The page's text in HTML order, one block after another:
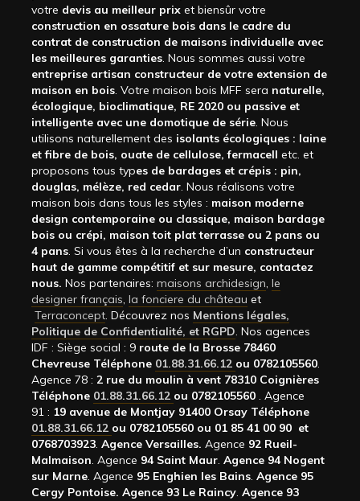
votre devis au meilleur prix et biensûr votre
construction en ossature bois dans le cadre du
contrat de construction de maisons individuelle avec
les meilleures garanties. Nous sommes aussi votre
entreprise artisan constructeur de votre extension de
maison en bois. Votre maison bois MFF sera naturelle,
écologique, bioclimatique, RE 2020 ou passive et
intelligente avec une domotique de série. Nous
utilisons naturellement des isolants écologiques : laine
et fibre de bois, ouate de cellulose, fermacell etc. et
proposons tous types de bardages et crépis : pin,
douglas, mélèze, red cedar. Nous réalisons votre
maison bois dans tous les styles : maison moderne
design contemporaine ou classique, maison bardage
bois ou crépi, maison toit plat terrasse ou 2 pans ou
4 pans. Si vous êtes à la recherche d’un constructeur
haut de gamme compétitif et sur mesure, contactez
nous. Nos partenaires: maisons archidesign, le
designer français, la fonciere du château et
Terraconcept. Découvrez nos Mentions légales,
Politique de Confidentialité, et RGPD. Nos agences
IDF : Siège social : 9 route de la Brosse 78460
Chevreuse Téléphone 01.88.31.66.12 ou 0782105560.
Agence 78 : 2 rue du moulin à vent 78310 Coignières
Téléphone 01.88.31.66.12 ou 0782105560 . Agence
91 : 19 avenue de Montjay 91400 Orsay Téléphone
01.88.31.66.12 ou 0782105560 ou 01 85 41 00 90 et
0768703923. Agence Versailles. Agence 92 Rueil-
Malmaison. Agence 94 Saint Maur. Agence 94 Nogent
sur Marne. Agence 95 Enghien les Bains. Agence 95
Cergy Pontoise. Agence 93 Le Raincy. Agence 93